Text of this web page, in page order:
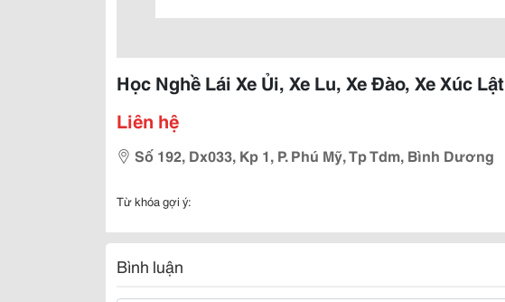
Học Nghề Lái Xe Ủi, Xe Lu, Xe Đào, Xe Xúc Lật
Liên hệ
Số 192, Dx033, Kp 1, P. Phú Mỹ, Tp Tdm, Bình Dương
Từ khóa gợi ý:
Bình luận